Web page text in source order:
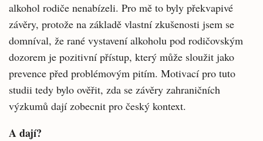
alkohol rodiče nenabízeli. Pro mě to byly překvapivé
závěry, protože na základě vlastní zkušenosti jsem se
domníval, že rané vystavení alkoholu pod rodičovským
dozorem je pozitivní přístup, který může sloužit jako
prevence před problémovým pitím. Motivací pro tuto
studii tedy bylo ověřit, zda se závěry zahraničních
výzkumů dají zobecnit pro český kontext.
A dají?